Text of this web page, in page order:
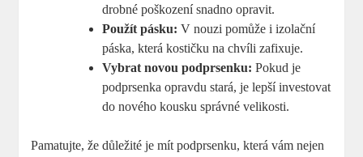
drobné poškození snadno opravit.
Použít pásku: V nouzi pomůže i izolační
páska, která kostičku na chvíli zafixuje.
Vybrat novou podprsenku: Pokud je
podprsenka opravdu stará, je lepší investovat
do nového kousku správné velikosti.
Pamatujte, že důležité je mít podprsenku, která vám nejen